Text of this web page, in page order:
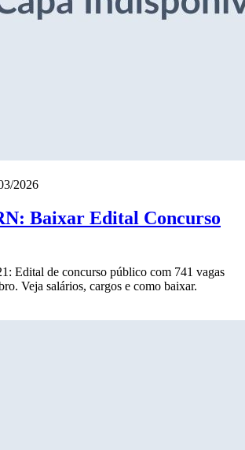
2026
Baixar Edital Concurso
Edital de concurso público com 741 vagas
Veja salários, cargos e como baixar.